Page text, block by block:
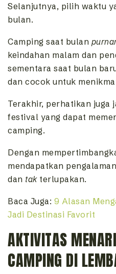
Selanjutnya, pilih waktu
bulan.
Camping saat bulan
keindahan malam dan
sementara saat bulan
dan cocok untuk
Terakhir, perhatikan juga
festival yang dapat
camping.
Dengan
mendapatkan
dan takterlupakan.
Baca Juga: 9 Alasan
Jadi Destinasi Favorit
AKTIVITAS
CAMPING DI